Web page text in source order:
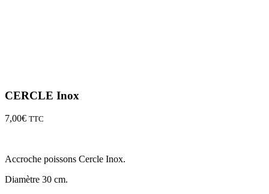
CERCLE Inox
7,00€ TTC
Accroche poissons Cercle Inox.
Diamètre 30 cm.